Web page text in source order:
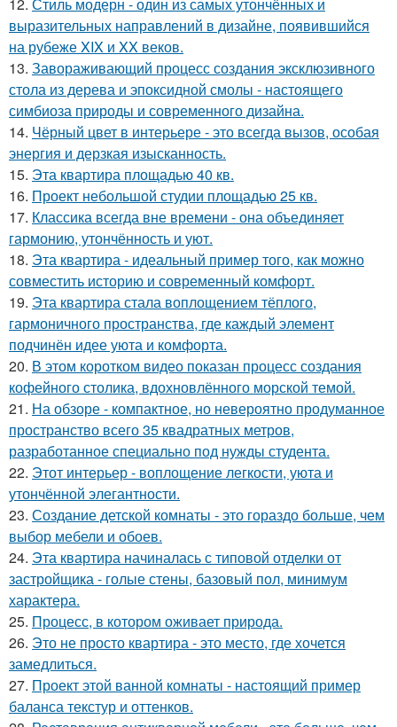
12. Стиль модерн - один из самых утончённых и
выразительных направлений в дизайне, появившийся
на рубеже XIX и XX веков.
13. Завораживающий процесс создания эксклюзивного
стола из дерева и эпоксидной смолы - настоящего
симбиоза природы и современного дизайна.
14. Чёрный цвет в интерьере - это всегда вызов, особая
энергия и дерзкая изысканность.
15. Эта квартира площадью 40 кв.
16. Проект небольшой студии площадью 25 кв.
17. Классика всегда вне времени - она объединяет
гармонию, утончённость и уют.
18. Эта квартира - идеальный пример того, как можно
совместить историю и современный комфорт.
19. Эта квартира стала воплощением тёплого,
гармоничного пространства, где каждый элемент
подчинён идее уюта и комфорта.
20. В этом коротком видео показан процесс создания
кофейного столика, вдохновлённого морской темой.
21. На обзоре - компактное, но невероятно продуманное
пространство всего 35 квадратных метров,
разработанное специально под нужды студента.
22. Этот интерьер - воплощение легкости, уюта и
утончённой элегантности.
23. Создание детской комнаты - это гораздо больше, чем
выбор мебели и обоев.
24. Эта квартира начиналась с типовой отделки от
застройщика - голые стены, базовый пол, минимум
характера.
25. Процесс, в котором оживает природа.
26. Это не просто квартира - это место, где хочется
замедлиться.
27. Проект этой ванной комнаты - настоящий пример
баланса текстур и оттенков.